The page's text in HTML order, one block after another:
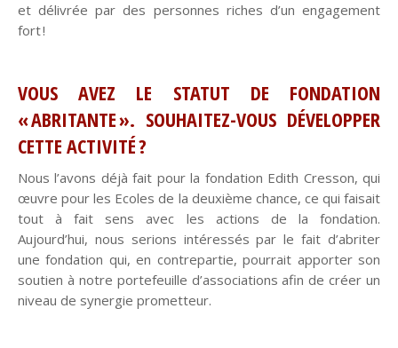
et délivrée par des personnes riches d’un engagement
fort !
VOUS AVEZ LE STATUT DE FONDATION
« ABRITANTE ». SOUHAITEZ-VOUS DÉVELOPPER
CETTE ACTIVITÉ ?
Nous l’avons déjà fait pour la fondation Edith Cresson, qui
œuvre pour les Ecoles de la deuxième chance, ce qui faisait
tout à fait sens avec les actions de la fondation.
Aujourd’hui, nous serions intéressés par le fait d’abriter
une fondation qui, en contrepartie, pourrait apporter son
soutien à notre portefeuille d’associations afin de créer un
niveau de synergie prometteur.